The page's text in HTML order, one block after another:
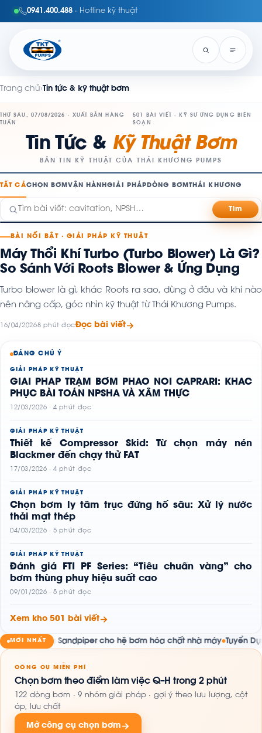
0941.400.488 · Hotline kỹ thuật
Trang chủ› Tin tức & kỹ thuật bơm
THỨ SÁU, 07/08/2026 · XUẤT BẢN HÀNG
TUẦN
501 BÀI VIẾT · KỸ SƯ ỨNG DỤNG BIÊN
SOẠN
Tin Tức & Kỹ Thuật Bơm
BẢN TIN KỸ THUẬT CỦA THÁI KHƯƠNG PUMPS
TẤT CẢCHỌN BƠMVẬN HÀNHGIẢI PHÁP DÒNG BƠM THÁI KHƯƠNG
Tìm
BÀI NỔI BẬT · GIẢI PHÁP KỸ THUẬT
Máy Thổi Khí Turbo (Turbo Blower) Là Gì?
So Sánh Với Roots Blower & Ứng Dụng
Turbo blower là gì, khác Roots ra sao, dùng ở đâu và khi nào
nên nâng cấp, góc nhìn kỹ thuật từ Thái Khương Pumps.
16/04/20268 phút đọcĐọc bài viết
ĐÁNG CHÚ Ý
GIẢI PHÁP KỸ THUẬT
GIẢI PHÁP TRẠM BƠM PHAO NỔI CAPRARI: KHẮC
PHỤC BÀI TOÁN NPSHA VÀ XÂM THỰC
12/03/2026 · 4 phút đọc
GIẢI PHÁP KỸ THUẬT
Thiết kế Compressor Skid: Từ chọn máy nén
Blackmer đến chạy thử FAT
17/03/2026 · 4 phút đọc
GIẢI PHÁP KỸ THUẬT
Chọn bơm ly tâm trục đứng hố sâu: Xử lý nước
thải mạt thép
04/03/2026 · 5 phút đọc
GIẢI PHÁP KỸ THUẬT
Đánh giá FTI PF Series: “Tiêu chuẩn vàng” cho
bơm thùng phuy hiệu suất cao
09/01/2026 · 5 phút đọc
Xem kho 501 bài viết
MỚI NHẤT
Sandpiper cho hệ bơm hóa chất nhà máy●Tuyển Dụng
CÔNG CỤ MIỄN PHÍ
Chọn bơm theo điểm làm việc Q–H trong 2 phút
122 dòng bơm · 9 nhóm giải pháp · gợi ý theo lưu lượng, cột
áp, lưu chất
Mở công cụ chọn bơm